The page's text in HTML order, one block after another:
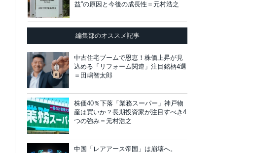
益”の原因と今後の成長性＝元村浩之
編集部のオススメ記事
中古住宅ブームで恩恵！株価上昇が見
込める「リフォーム関連」注目銘柄4選
＝田嶋智太郎
株価40％下落「業務スーパー」神戸物
産は買いか？長期投資家が注目すべき4
つの強み＝元村浩之
中国「レアアース帝国」は崩壊へ。